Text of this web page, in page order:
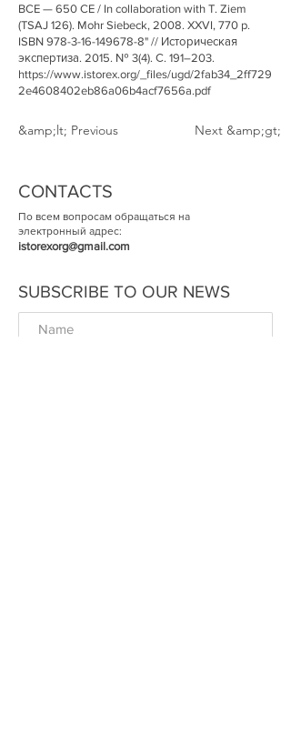
BCE — 650 CE / In collaboration with T. Ziem
(TSAJ 126). Mohr Siebeck, 2008. XXVI, 770 p.
ISBN 978-3-16-149678-8" // Историческая
экспертиза. 2015. № 3(4). С. 191–203.
https://www.istorex.org/_files/ugd/2fab34_2ff729
2e4608402eb86a06b4acf7656a.pdf
&amp;lt; Previous Next &amp;gt;
CONTACTS
По всем вопросам обращаться на
электронный адрес:
istorexorg@gmail.com
SUBSCRIBE TO OUR NEWS